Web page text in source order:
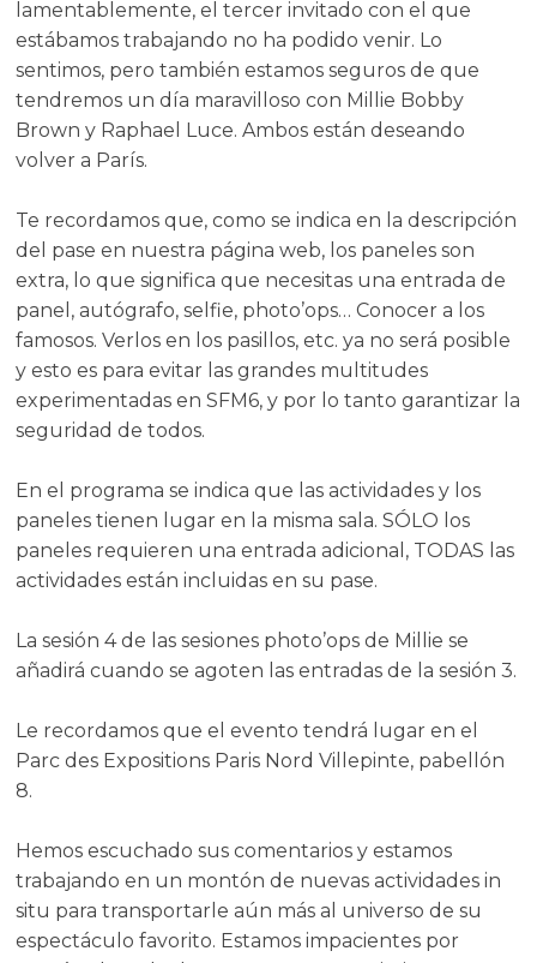
lamentablemente, el tercer invitado con el que
estábamos trabajando no ha podido venir. Lo
sentimos, pero también estamos seguros de que
tendremos un día maravilloso con Millie Bobby
Brown y Raphael Luce. Ambos están deseando
volver a París.
Te recordamos que, como se indica en la descripción
del pase en nuestra página web, los paneles son
extra, lo que significa que necesitas una entrada de
panel, autógrafo, selfie, photo’ops… Conocer a los
famosos. Verlos en los pasillos, etc. ya no será posible
y esto es para evitar las grandes multitudes
experimentadas en SFM6, y por lo tanto garantizar la
seguridad de todos.
En el programa se indica que las actividades y los
paneles tienen lugar en la misma sala. SÓLO los
paneles requieren una entrada adicional, TODAS las
actividades están incluidas en su pase.
La sesión 4 de las sesiones photo’ops de Millie se
añadirá cuando se agoten las entradas de la sesión 3.
Le recordamos que el evento tendrá lugar en el
Parc des Expositions Paris Nord Villepinte, pabellón
8.
Hemos escuchado sus comentarios y estamos
trabajando en un montón de nuevas actividades in
situ para transportarle aún más al universo de su
espectáculo favorito. Estamos impacientes por